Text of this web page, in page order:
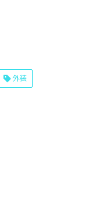
外装